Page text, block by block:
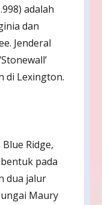
adalah
dan
Jenderal
di Lexington.
Ridge,
pada
dua jalur
Maury